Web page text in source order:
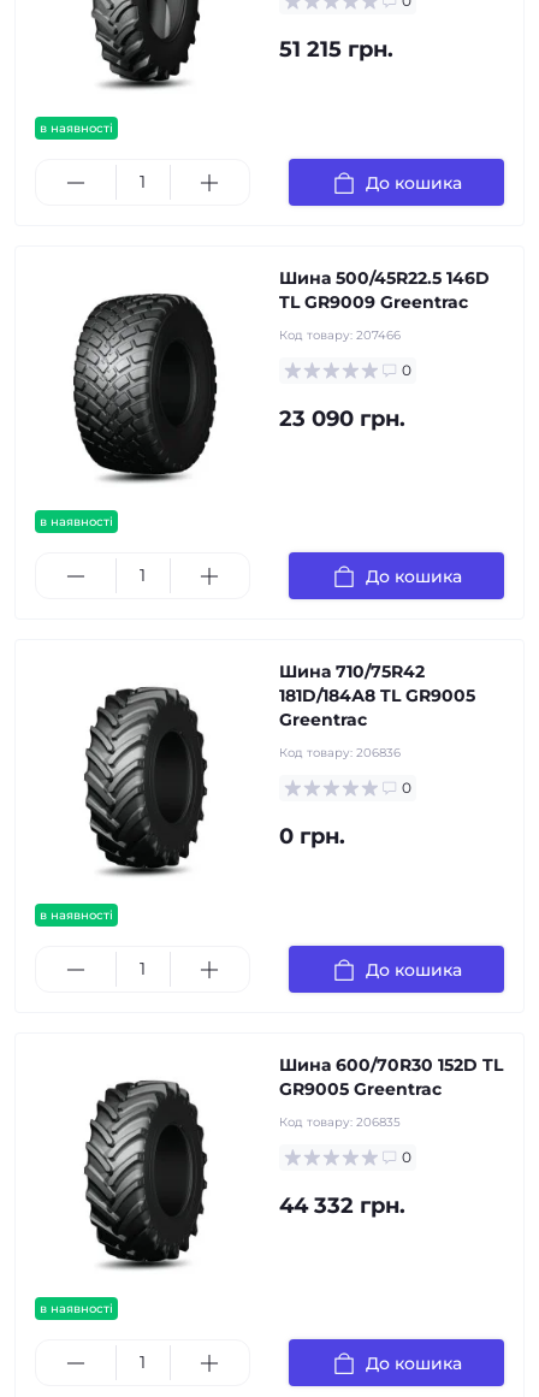
в наявності
51 215 грн.
До кошика
в наявності
Шина 500/45R22.5 146D
TL GR9009 Greentrac
Код товару: 207466
0
23 090 грн.
До кошика
в наявності
Шина 710/75R42
181D/184А8 TL GR9005
Greentrac
Код товару: 206836
0
0 грн.
До кошика
в наявності
Шина 600/70R30 152D TL
GR9005 Greentrac
Код товару: 206835
0
44 332 грн.
До кошика